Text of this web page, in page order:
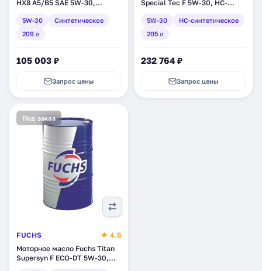
HX8 A5/B5 SAE 5W-30,
(550046922)
5W-30
Синтетическое
209 л
105 003 ₽
Запрос цены
Special Tec F 5W-30, HC-
5W-30
HC-синтетическое
205 л
232 764 ₽
Запрос цены
Под заказ
FUCHS
★ 4.6
Моторное масло Fuchs Titan
Supersyn F ECO-DT 5W-30,